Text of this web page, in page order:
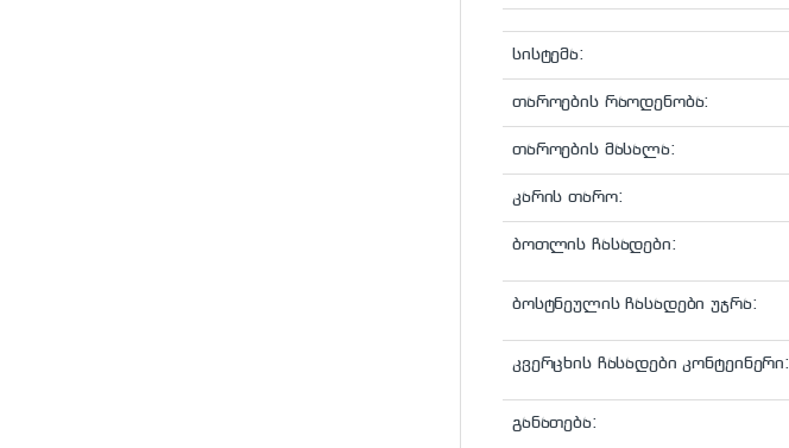
სისტემა:
თაროების რაოდენობა:
თაროების მასალა:
კარის თარო:
ბოთლის ჩასადები:
ბოსტნეულის ჩასადები უჯრა:
კვერცხის ჩასადები კონტეინერი:
განათება: